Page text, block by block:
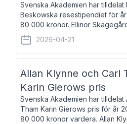
Svenska Akademien har tilldelat
Beskowska resestipendiet för
80 000 kronor. Ellinor
författare, journalist och musiker.
återkommande för Svenska
2026-04-21
Allan Klynne och Carl
Karin Gierows pris
Svenska Akademien har tilldelat
Tham Karin Gierows pris för år
80 000 kronor vardera. Allan